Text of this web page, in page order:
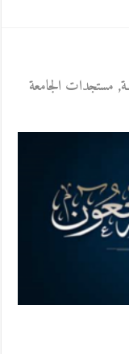
, مستجدات الجامعة